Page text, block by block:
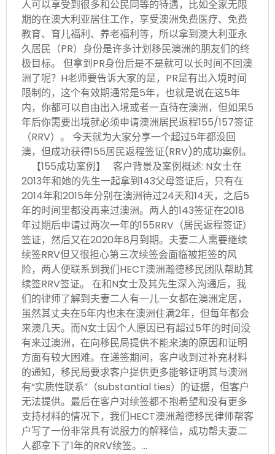
人可以享受到很多和公民同等的待遇，比如全家无限
期的在澳大利亚居住工作，享受澳洲免费医疗、免费
教育、育儿福利、养老福利等，所以拿到澳大利亚永
久居民（PR）身份是许多计划移民澳洲的朋友们的终
极目标。 但拿到PR身份后是不是就可以长时间不回澳
洲了呢？H老师要告诉大家的是，PR是有出入境时间
限制的，这个有效期通常是5年，也就是说在这5年
内，你都可以自由出入境或者一直待在澳洲，但如果5
年后你需要出境就必须申请澳洲居民返程155/157签证
（RRV）。 今天就为大家分享一个超过5年都没回
澳，但成功获得155居民返程签证(RRV)的成功案例。
【155成功案例】 客户背景及案例概述: N女士在
2013年和她的先生一起拿到143父母签证后，只有在
2014年和2015年分别在澳洲待过24天和14天，之后5
年的时间里都没再来过澳洲。两人的143签证在2018
年过期后申请过两次一年的155RRV（居民返程签证）
签证，然后又在2020年8月到期。夫妻二人需要继续
续签RRV但又很担心第三次续签会面临被拒签的风
险，两人便联系到我们HECT澳洲瀚德移民团队帮助其
续签RRV签证。 在和N女士及其先生深入沟通后，我
们的律师了解到夫妻二人有一儿一女都在澳洲定居，
虽然其丈夫在5年内也未在澳洲住满2年，但每年都会
来澳几天。而N女士因个人原因已有超过5年的时间没
有来过澳洲，在向移民局提供不能来澳的原因和证明
方面有较大困难。在递签期间，客户收到过补充材料
的通知，移民局要求客户提供更多能够证明其与澳洲
有“实质性联系”（substantial ties）的证据，但客户
无法提供。最后在客户对续签都不抱希望和没有更多
支持材料的情况下，我们HECT澳洲瀚德移民律师帮客
户写了一份非常具有说服力的解释信，成功帮夫妻二
人都拿下了1年的RRV续签。…